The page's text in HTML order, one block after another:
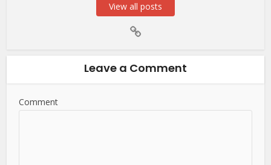
View all posts
Leave a Comment
Comment